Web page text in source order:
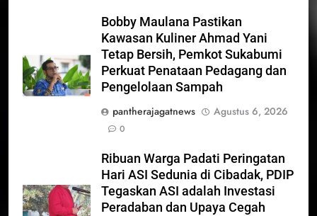
Bobby Maulana Pastikan
Kawasan Kuliner Ahmad Yani
Tetap Bersih, Pemkot Sukabumi
Perkuat Penataan Pedagang dan
Pengelolaan Sampah
pantherajagatnews
Agustus 6, 2026
0
Ribuan Warga Padati Peringatan
Hari ASI Sedunia di Cibadak, PDIP
Tegaskan ASI adalah Investasi
Peradaban dan Upaya Cegah